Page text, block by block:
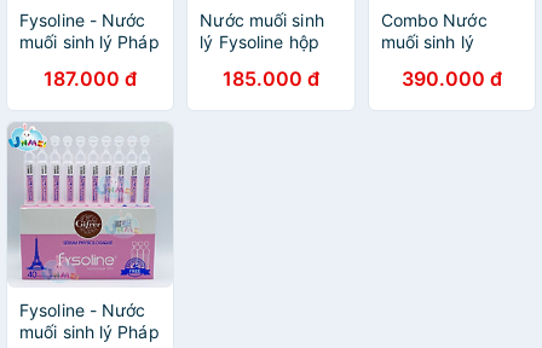
Fysoline - Nước
muối sinh lý Pháp
mũi, miệng cho
bé
187.000 đ
Nước muối sinh
lý Fysoline hộp
20 ống
185.000 đ
Combo Nước
muối sinh lý
mắt, mũi, miệng
390.000 đ
Fysoline - Nước
muối sinh lý Pháp